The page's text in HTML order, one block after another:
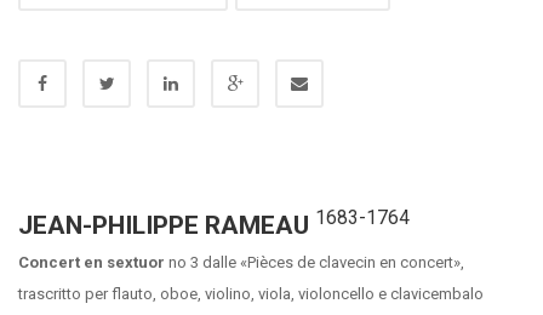
JEAN-PHILIPPE RAMEAU 1683-1764
Concert en sextuor no 3 dalle «Pièces de clavecin en concert»,
trascritto per flauto, oboe, violino, viola, violoncello e clavicembalo